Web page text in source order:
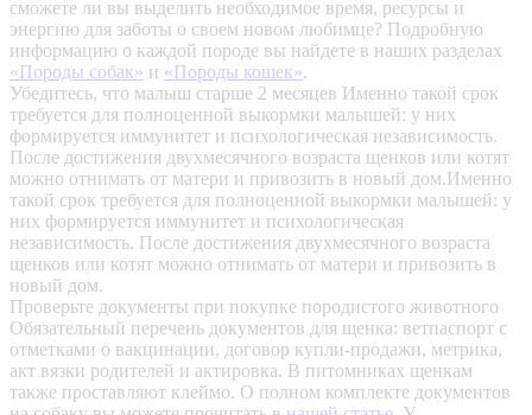
сможете ли вы выделить необходимое время, ресурсы и
энергию для заботы о своем новом любимце? Подробную
информацию о каждой породе вы найдете в наших разделах
«Породы собак» и «Породы кошек».
Убедитесь, что малыш старше 2 месяцев Именно такой срок
требуется для полноценной выкормки малышей: у них
формируется иммунитет и психологическая независимость.
После достижения двухмесячного возраста щенков или котят
можно отнимать от матери и привозить в новый дом.Именно
такой срок требуется для полноценной выкормки малышей: у
них формируется иммунитет и психологическая
независимость. После достижения двухмесячного возраста
щенков или котят можно отнимать от матери и привозить в
новый дом.
Проверьте документы при покупке породистого животного
Обязательный перечень документов для щенка: ветпаспорт с
отметками о вакцинации, договор купли-продажи, метрика,
акт вязки родителей и актировка. В питомниках щенкам
также проставляют клеймо. О полном комплекте документов